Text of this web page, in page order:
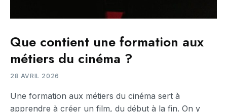
Que contient une formation aux
métiers du cinéma ?
28 AVRIL 2026
Une formation aux métiers du cinéma sert à
apprendre à créer un film, du début à la fin. On y